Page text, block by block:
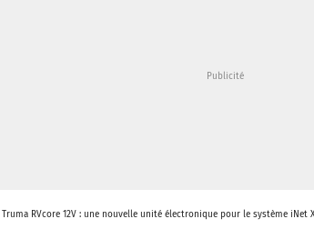
Truma RVcore 12V : une nouvelle unité électronique pour le système iNet